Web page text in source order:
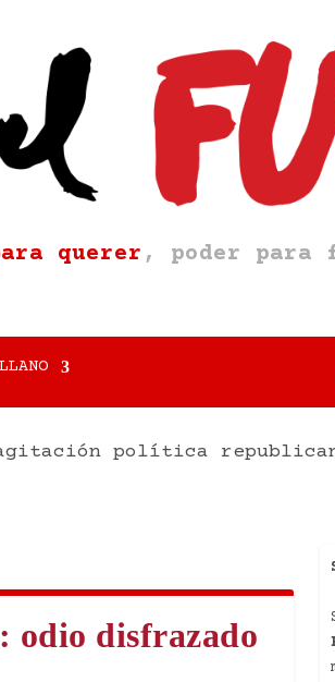
querer , poder para
política
odio disfrazado